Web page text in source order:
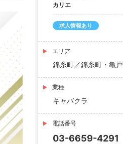
カリエ
求人情報あり
エリア
錦糸町／錦糸町・亀戸
業種
キャバクラ
電話番号
03-6659-4291